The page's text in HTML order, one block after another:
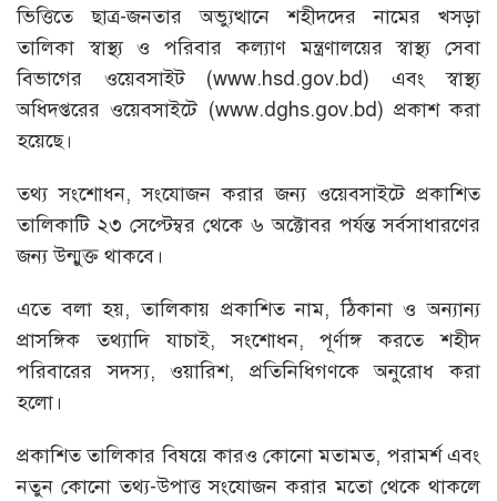
ভিত্তিতে ছাত্র-জনতার অভ্যুত্থানে শহীদদের নামের খসড়া
তালিকা স্বাস্থ্য ও পরিবার কল্যাণ মন্ত্রণালয়ের স্বাস্থ্য সেবা
বিভাগের ওয়েবসাইট (www.hsd.gov.bd) এবং স্বাস্থ্য
অধিদপ্তরের ওয়েবসাইটে (www.dghs.gov.bd) প্রকাশ করা
হয়েছে।
তথ্য সংশোধন, সংযোজন করার জন্য ওয়েবসাইটে প্রকাশিত
তালিকাটি ২৩ সেপ্টেম্বর থেকে ৬ অক্টোবর পর্যন্ত সর্বসাধারণের
জন্য উন্মুক্ত থাকবে।
এতে বলা হয়, তালিকায় প্রকাশিত নাম, ঠিকানা ও অন্যান্য
প্রাসঙ্গিক তথ্যাদি যাচাই, সংশোধন, পূর্ণাঙ্গ করতে শহীদ
পরিবারের সদস্য, ওয়ারিশ, প্রতিনিধিগণকে অনুরোধ করা
হলো।
প্রকাশিত তালিকার বিষয়ে কারও কোনো মতামত, পরামর্শ এবং
নতুন কোনো তথ্য-উপাত্ত সংযোজন করার মতো থেকে থাকলে